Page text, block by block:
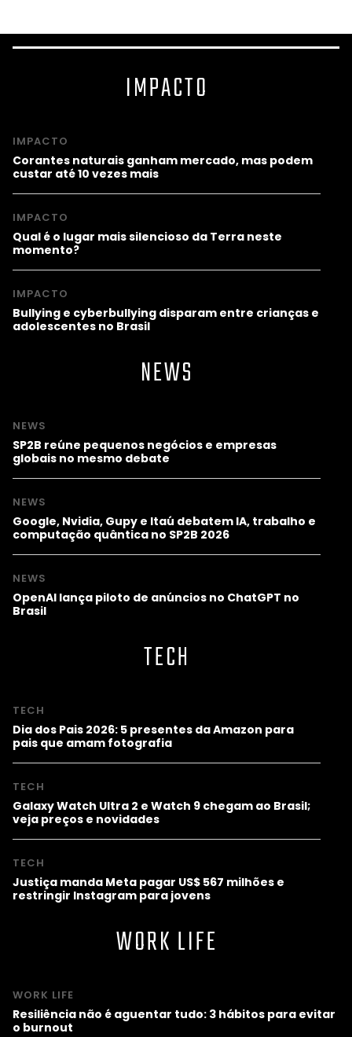
IMPACTO
IMPACTO
Corantes naturais ganham mercado, mas podem
custar até 10 vezes mais
IMPACTO
Qual é o lugar mais silencioso da Terra neste
momento?
IMPACTO
Bullying e cyberbullying disparam entre crianças e
adolescentes no Brasil
NEWS
NEWS
SP2B reúne pequenos negócios e empresas
globais no mesmo debate
NEWS
Google, Nvidia, Gupy e Itaú debatem IA, trabalho e
computação quântica no SP2B 2026
NEWS
OpenAI lança piloto de anúncios no ChatGPT no
Brasil
TECH
TECH
Dia dos Pais 2026: 5 presentes da Amazon para
pais que amam fotografia
TECH
Galaxy Watch Ultra 2 e Watch 9 chegam ao Brasil;
veja preços e novidades
TECH
Justiça manda Meta pagar US$ 567 milhões e
restringir Instagram para jovens
WORK LIFE
WORK LIFE
Resiliência não é aguentar tudo: 3 hábitos para evitar
o burnout